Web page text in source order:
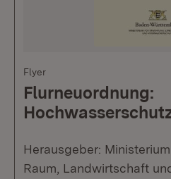
Flyer
Flurneuordnung:
Herausgeber:
Raum, Landwirtschaft